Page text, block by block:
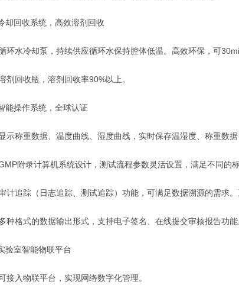
却回收系统，高效溶剂回收
环水冷却泵，持续供应循环水保持腔体低温。高效环保，可
剂回收瓶，溶剂回收率90%以上。
能操作系统，全球认证
示称重数据、温度曲线、湿度曲线，实时保存温湿度、称重数
附录计算机系统设计，测试流程参数灵活设置，满足不同的
计追踪（日志追踪、测试追踪）功能，可满足数据溯源的需求
种格式的数据输出形式，支持电子签名、在线提交审核报告功
验室智能物联平台
接入物联平台，实现网络数字化管理。